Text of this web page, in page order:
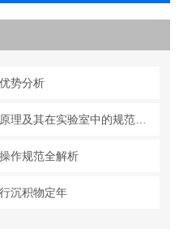
势分析
详细解析氯霉素检测卡的工作原理及其在实验室中的规范操作与维护方法
作规范全解析
沉积物定年